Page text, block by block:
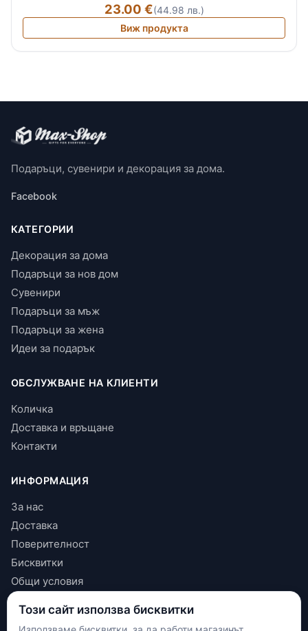
23.00 €(44.98 лв.)
Виж продукта
Подаръци, сувенири и декорация за дома.
Facebook
КАТЕГОРИИ
Декорация за дома
Подаръци за нов дом
Сувенири
Подаръци за мъж
Подаръци за жена
Идеи за подарък
ОБСЛУЖВАНЕ НА КЛИЕНТИ
Количка
Доставка и връщане
Контакти
ИНФОРМАЦИЯ
За нас
Доставка
Поверителност
Бисквитки
Общи условия
КОНТАКТИ
Този сайт използва бисквитки